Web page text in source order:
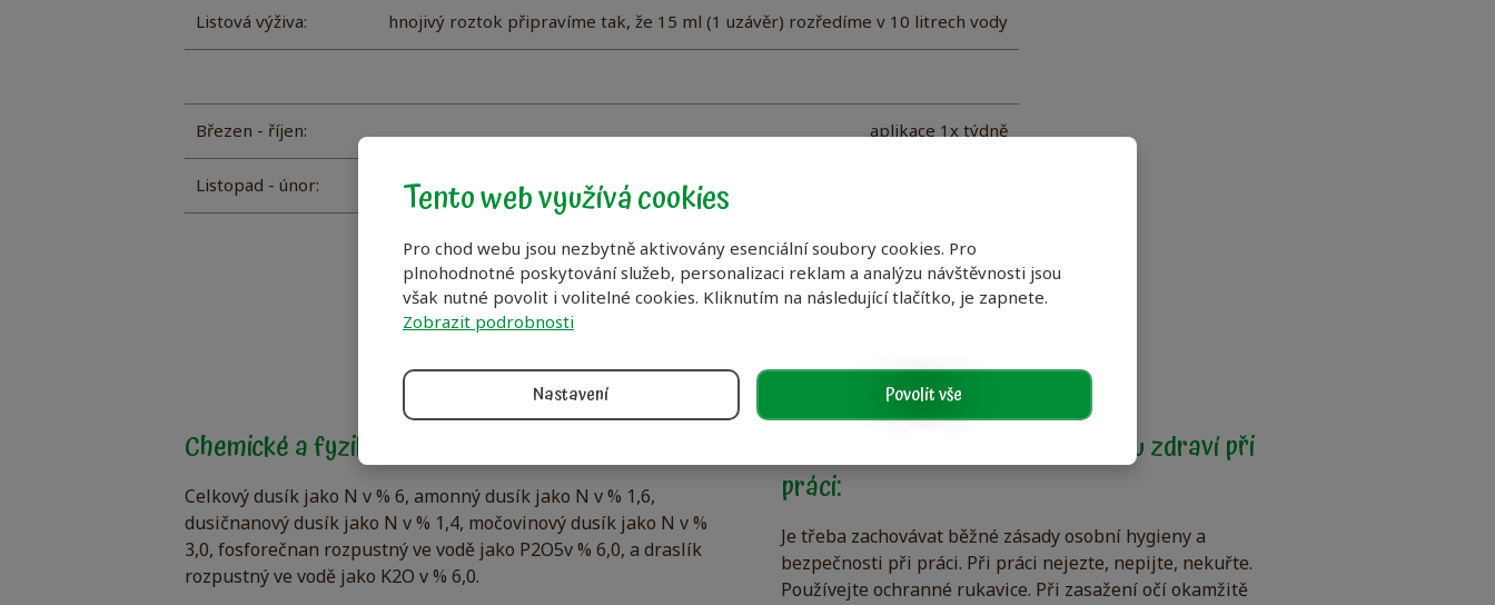
Listová výživa: hnojivý roztok připravíme tak, že 15 ml (1 uzávěr) rozředíme v 10 litrech vody
Březen - říjen: aplikace 1x týdně
Listopad - únor:
Chemické a fyzikální vlastnosti:
Celkový dusík jako N v % 6, amonný dusík jako N v % 1,6,
dusičnanový dusík jako N v % 1,4, močovinový dusík jako N v %
3,0, fosforečnan rozpustný ve vodě jako P2O5v % 6,0, a draslík
rozpustný ve vodě jako K2O v % 6,0.
Pokyny pro bezpečnost a ochranu zdraví při
práci:
Je třeba zachovávat běžné zásady osobní hygieny a
bezpečnosti při práci. Při práci nejezte, nepijte, nekuřte.
Používejte ochranné rukavice. Při zasažení očí okamžitě
Tento web využívá cookies
Pro chod webu jsou nezbytně aktivovány esenciální soubory cookies. Pro
plnohodnotné poskytování služeb, personalizaci reklam a analýzu návštěvnosti jsou
však nutné povolit i volitelné cookies. Kliknutím na následující tlačítko, je zapnete.
Zobrazit podrobnosti
Nastavení Povolit vše